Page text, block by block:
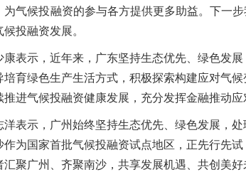
气候投融资的参与各方提供更多助益。下一
投融资发展。
示，近年来，广东坚持生态优先、绿色发展
育绿色生产生活方式，积极探索构建应对气
进气候投融资健康发展，充分发挥金融推动
示，广州始终坚持生态优先、绿色发展，处
为国家首批气候投融资试点地区，正先行先
聚广州、齐聚南沙，共享发展机遇、共创美好